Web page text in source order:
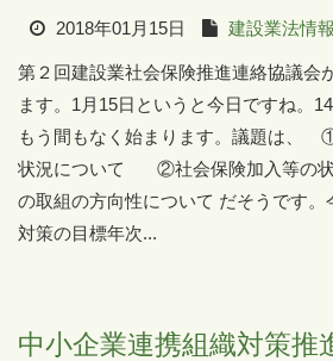
2018年01月15日 建設業法情報
第２回建設業社会保険推進連絡協議会
ます。1月15日というと今日ですね。
もう間もなく始まります。議題は、
状況について ②社会保険加入等の
の取組の方向性について だそうです。
対策の目標年次...
中小企業連携組織対策推